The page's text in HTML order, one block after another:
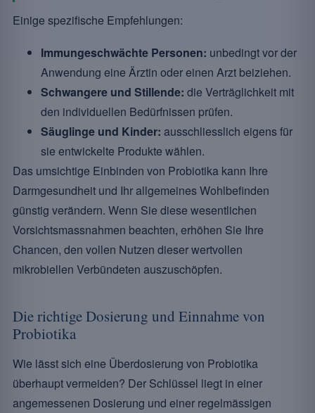
Einige spezifische Empfehlungen:
Immungeschwächte Personen: unbedingt vor der
Anwendung eine Ärztin oder einen Arzt beiziehen.
Schwangere und Stillende: die Verträglichkeit mit
den individuellen Bedürfnissen prüfen.
Säuglinge und Kinder: ausschliesslich eigens für
sie entwickelte Produkte wählen.
Das umsichtige Einbinden von Probiotika kann Ihre
Darmgesundheit und Ihr allgemeines Wohlbefinden
günstig verändern. Wenn Sie diese wesentlichen
Vorsichtsmassnahmen beachten, erhöhen Sie Ihre
Chancen, den vollen Nutzen dieser wertvollen
mikrobiellen Verbündeten auszuschöpfen.
Die richtige Dosierung und Einnahme von
Probiotika
Wie lässt sich eine Überdosierung von Probiotika
überhaupt vermeiden? Der Schlüssel liegt in einer
angemessenen Dosierung und einer regelmässigen